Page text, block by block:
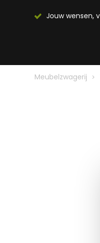
Jouw wensen,
Meubelzwagerij